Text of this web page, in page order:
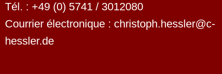
Tél. : +49 (0) 5741 / 3012080
Courrier électronique : christoph.hessler@c-
hessler.de